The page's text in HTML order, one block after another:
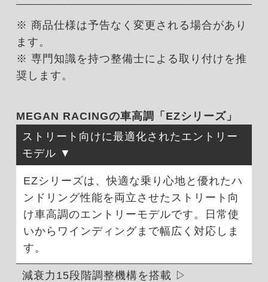
※ 商品仕様は予告なく変更される場合があり
ます。
※ 専門知識を持つ整備士による取り付けを推
奨します。
MEGAN RACINGの車高調「EZシリーズ」
ストリート向けに最適化されたエントリー
モデル
EZシリーズは、快適な乗り心地と優れたハ
ンドリング性能を両立させたストリート向
け車高調のエントリーモデルです。日常使
いからワインディングまで幅広く対応しま
す。
減衰力15段階調整機構を搭載